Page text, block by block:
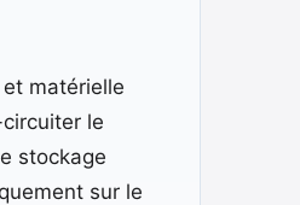
matérielle
le
stockage
sur le